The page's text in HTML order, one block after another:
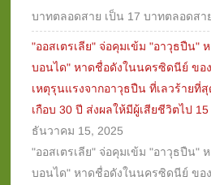
บาทตลอดสาย เป็น 17 บาทตลอดสา
"ออสเตรเลีย" จ่อคุมเข้ม "อาวุธปืน"
บอนได" หาดชื่อดังในนครซิดนีย์ ของ
เหตุรุนแรงจากอาวุธปืน ที่เลวร้ายที่
เกือบ 30 ปี ส่งผลให้มีผู้เสียชีวิตไป
ธันวาคม 15, 2025
"ออสเตรเลีย" จ่อคุมเข้ม "อาวุธปืน"
บอนได" หาดชื่อดังในนครซิดนีย์ ของ